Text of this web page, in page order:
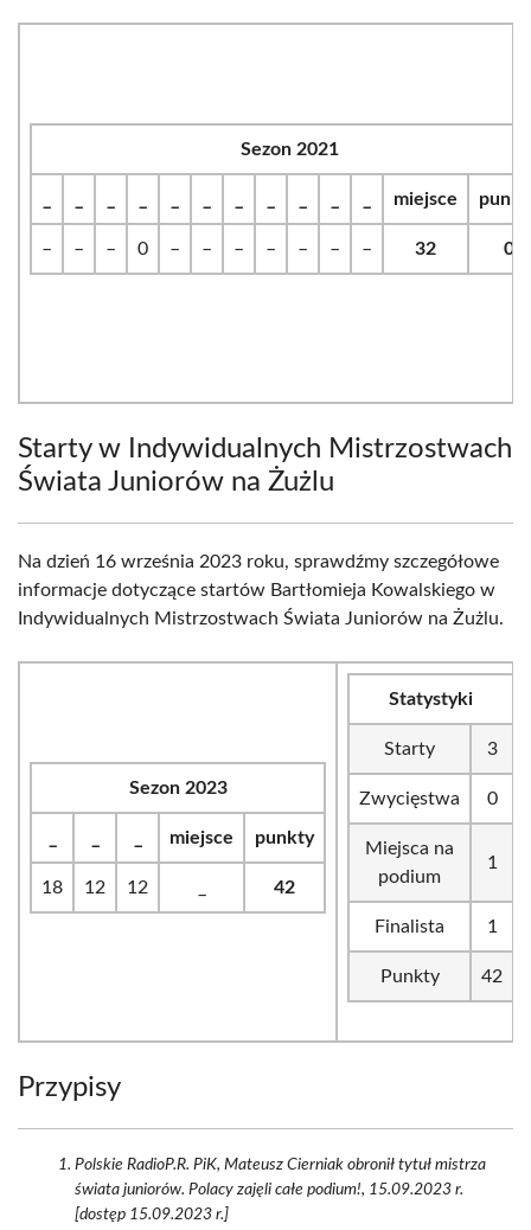
Sezon 2021
miejsce
– – – 0 – – – – – – – 32 0
Starty w Indywidualnych Mistrzostwach
Świata Juniorów na Żużlu
Na dzień 16 września 2023 roku, sprawdźmy szczegółowe
informacje dotyczące startów Bartłomieja Kowalskiego w
Indywidualnych Mistrzostwach Świata Juniorów na Żużlu.
Sezon 2023
miejsce punkty
18 12 12 42
Statystyki
Starty 3
Zwycięstwa 0
Miejsca na
podium
1
Finalista 1
Punkty 42
Przypisy
Polskie RadioP.R. PiK, Mateusz Cierniak obronił tytuł mistrza
świata juniorów. Polacy zajęli całe podium!, 15.09.2023 r.
[dostęp 15.09.2023 r.]